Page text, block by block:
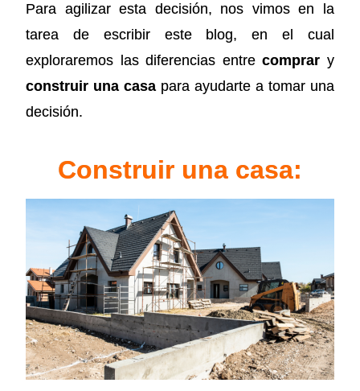
Para agilizar esta decisión, nos vimos en la
tarea de escribir este blog, en el cual
exploraremos las diferencias entrecomprar y
construir una casapara ayudarte a tomar una
decisión.
Construir una casa: